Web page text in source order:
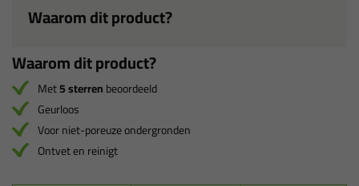
Waarom dit product?
Waarom dit product?
Met5 sterrenbeoordeeld
Geurloos
Voor niet-poreuze ondergronden
Ontvet en reinigt